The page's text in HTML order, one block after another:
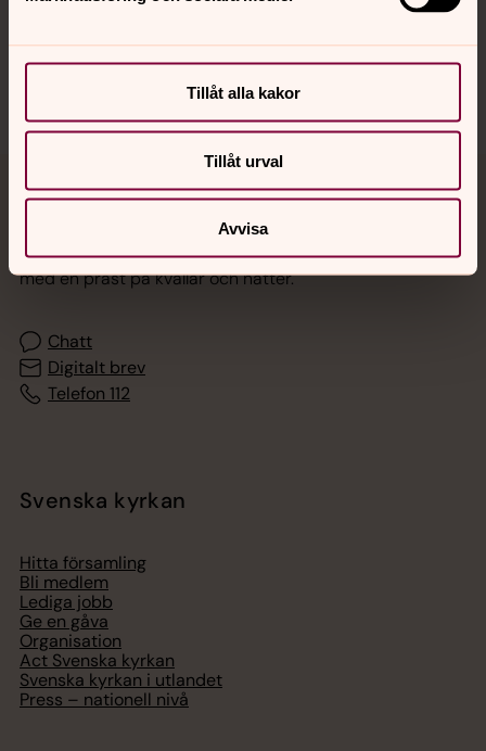
Tillåt alla kakor
Tillåt urval
Avvisa
Jourhavande präst
Akut samtals- och krisstöd. Prata eller chatta anonymt
med en präst på kvällar och nätter.
Chatt
Digitalt brev
Telefon 112
Svenska kyrkan
Hitta församling
Bli medlem
Lediga jobb
Ge en gåva
Organisation
Act Svenska kyrkan
Svenska kyrkan i utlandet
Press – nationell nivå